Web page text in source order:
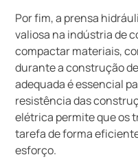
Por fim, a prensa
valiosa na indústria de
compactar materiais,
durante a construção
adequada é essencial
resistência das
elétrica permite que os
tarefa de forma
esforço.